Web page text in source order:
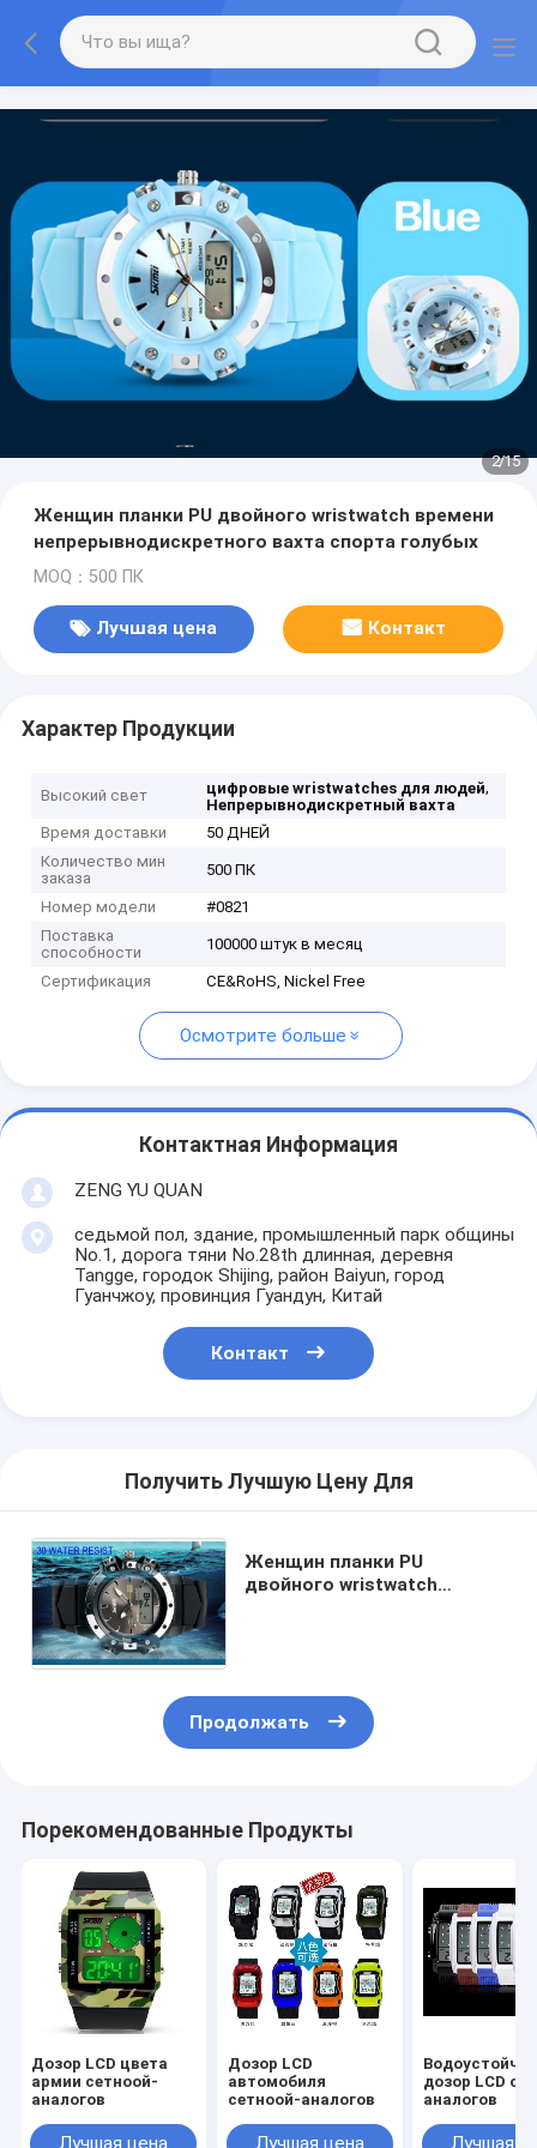
2/15
Женщин планки PU двойного wristwatch времени
непрерывнодискретного вахта спорта голубых
MOQ：500 ПК
Лучшая цена Контакт
Характер Продукции
Высокий свет цифровые wristwatches для людей,
Непрерывнодискретный вахта
Время доставки
50 ДНЕЙ
Количество мин
заказа
500 ПК
Номер модели
#0821
Поставка
способности
100000 штук в месяц
Сертификация CE&RoHS, Nickel Free
Осмотрите больше
Контактная Информация
ZENG YU QUAN
седьмой пол, здание, промышленный парк общины
No.1, дорога тяни No.28th длинная, деревня
Tangge, городок Shijing, район Baiyun, город
Гуанчжоу, провинция Гуандун, Китай
Контакт
Получить Лучшую Цену Для
Женщин планки PU
двойного wristwatch
Продолжать
Порекомендованные Продукты
Дозор LCD цвета
армии сетноой-
аналогов
Лучшая цена
Дозор LCD
автомобиля
сетноой-аналогов
Лучшая цена
дозор LCD
аналогов
Лучшая